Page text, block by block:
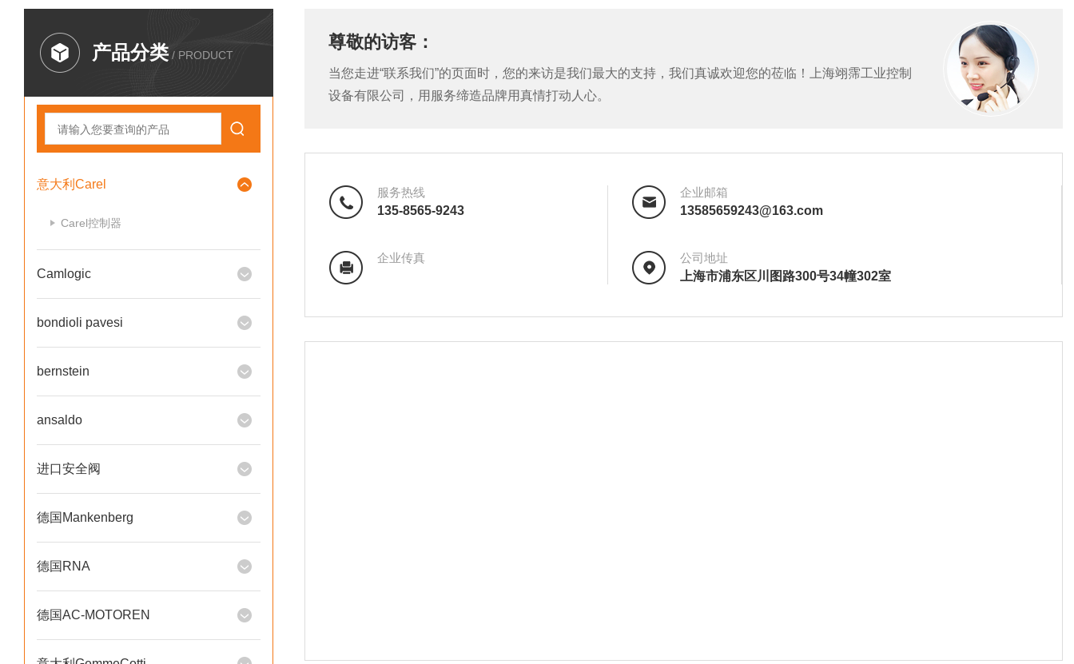
产品分类 / PRODUCT
意大利Carel
Carel控制器
Camlogic
bondioli pavesi
bernstein
ansaldo
进口安全阀
德国Mankenberg
德国RNA
德国AC-MOTOREN
尊敬的访客：
当您走进“联系我们”的页面时，您的来访是我们最大的支持，我们真诚欢迎您的莅临！上海翊霈工业控制
设备有限公司，用服务缔造品牌用真情打动人心。
服务热线
135-8565-9243
企业邮箱
13585659243@163.com
企业传真
公司地址
上海市浦东区川图路300号34幢302室